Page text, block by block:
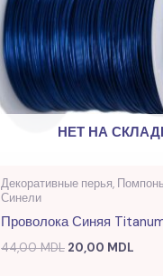
НЕТ НА
Декоративные перья,
Синели
Проволока Синяя
44,00MDL 20,00 MDL